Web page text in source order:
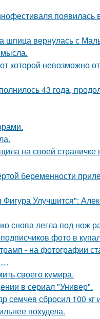
вернулась с
которой невозможно
43 года,
на своей страничке
беременности
Улучшится":
снова легла под нож
фото в
- на фотографии
своего кумира.
в сериал "Универ".
сбросил 100 кг и
похудела.